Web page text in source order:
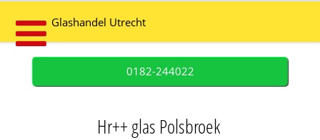
Glashandel Utrecht
0182-244022
Hr++ glas Polsbroek